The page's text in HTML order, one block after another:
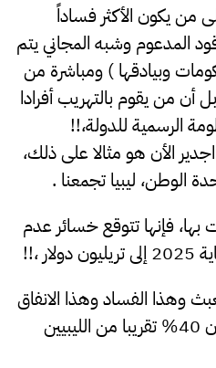
من يكون الأكثر فساداً
من الوقود المدعوم وشبه المجاني يتم
وبيادقها ) ومباشرة من
أن من يقوم بالتهريب أفرادا
الرسمية للدولة،!!
الأن هو مثالا على ذلك،
الوطن، ليبيا تجمعنا .
بها، فإنها تتوقع خسائر عدم
،!!
وهذا الفساد وهذا الانفاق
الغير مرشد، كل هذا نتاجه أن 40% تقريبا من الليبيين